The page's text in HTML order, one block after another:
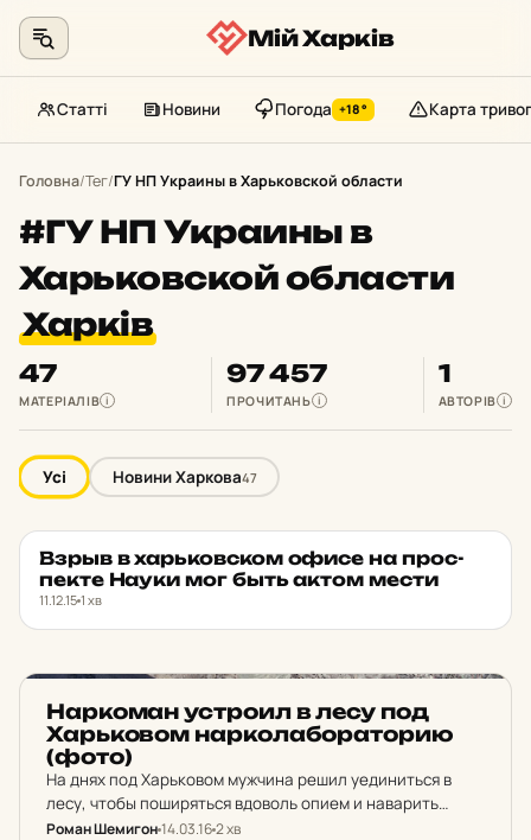
Мій Харків
Статті Новини Погода +18° Карта тривог
Головна/Тег/ГУ НП Украины в Харьковской области
#ГУ НП Украины в
Харьковской области
Харків
47
МАТЕРІАЛІВ i
97 457
ПРОЧИТАНЬ i
1
АВТОРІВ i
Усі Новини Харкова47
НОВИНИ ХАРКОВА ★ ОБРАНЕ
Взрыв в харь­ков­ском офисе на прос­
пек­те Науки мог быть актом мести
11.12.15 1 хв
Нар­ко­ман ус­тро­ил в лесу под
Харь­ко­вом нар­ко­ла­бо­ра­то­рию
(фото)
На днях под Харьковом мужчина решил уединиться в
лесу, чтобы поширяться вдоволь опием и наварить
наркотического вещества про запас, но его планам не
Роман Шемигон14.03.162 хв